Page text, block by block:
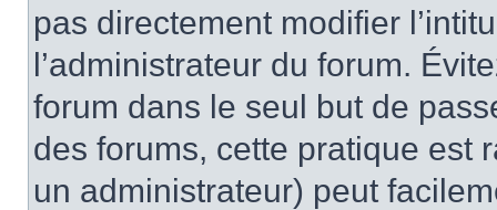
pas directement modifier
l’administrateur du forum.
forum dans le seul but de
des forums, cette pratique est
un administrateur) peut